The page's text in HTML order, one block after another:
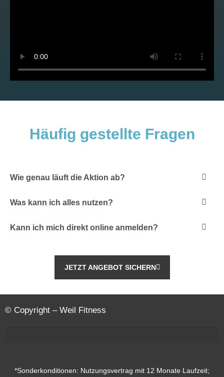
Häufig gestellte Fragen
Wie genau läuft die Aktion ab?
Was kann ich alles nutzen?
Kann ich mich direkt online anmelden?
JETZT ANGEBOT SICHERN
© Copyright – Weil Fitness
*Sonderkonditionen: Nutzungsvertrag mit 12 Monate Laufzeit;